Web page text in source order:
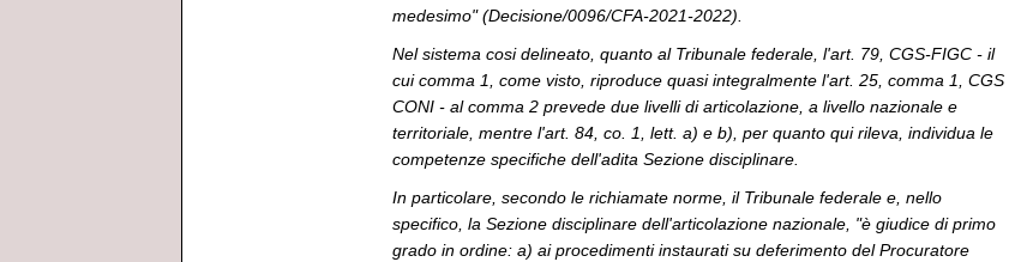
medesimo" (Decisione/0096/CFA-2021-2022).
Nel sistema cosi delineato, quanto al Tribunale federale, l'art. 79, CGS-FIGC - il
cui comma 1, come visto, riproduce quasi integralmente l'art. 25, comma 1, CGS
CONI - al comma 2 prevede due livelli di articolazione, a livello nazionale e
territoriale, mentre l'art. 84, co. 1, lett. a) e b), per quanto qui rileva, individua le
competenze specifiche dell'adita Sezione disciplinare.
In particolare, secondo le richiamate norme, il Tribunale federale e, nello
specifico, la Sezione disciplinare dell'articolazione nazionale, "è giudice di primo
grado in ordine: a) ai procedimenti instaurati su deferimento del Procuratore